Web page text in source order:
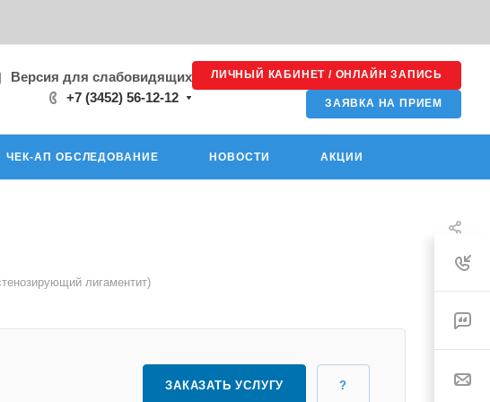
Версия для слабовидящих
+7 (3452) 56-12-12
ЛИЧНЫЙ КАБИНЕТ / ОНЛАЙН ЗАПИСЬ
ЗАЯВКА НА ПРИЕМ
ЧЕК-АП ОБСЛЕДОВАНИЕ НОВОСТИ АКЦИИ
лигаментит)
ЗАКАЗАТЬ УСЛУГУ ?